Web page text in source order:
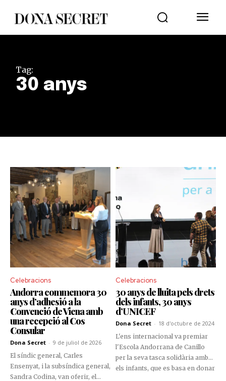
Tag:
30 anys
Celebracions
Andorra commemora 30
anys d’adhesió a la
Convenció de Viena amb
una recepció al Cos
Consular
Dona Secret - 9 de juliol de 2026
El síndic general, Carles
Ensenyat, i la subsíndica general,
Sandra Codina, van oferir, el
Celebracions
30 anys de lluita pels drets
dels infants, 30 anys
d’UNICEF
Dona Secret - 18 d'octubre de 2024
L'ens internacional va premiar
l'Escola Andorrana de Canillo
per la seva tasca solidària amb
els infants, que es basa en donar